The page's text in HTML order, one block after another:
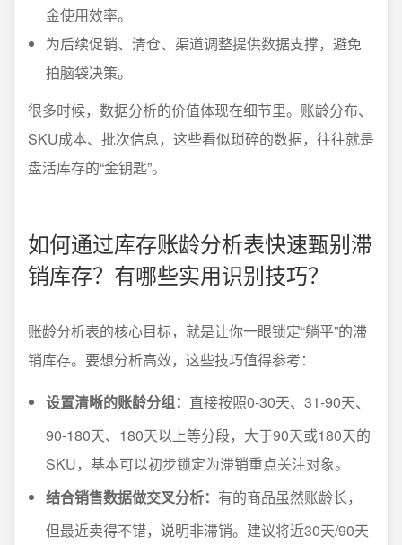
金使用效率。
为后续促销、清仓、渠道调整提供数据支撑，避免
拍脑袋决策。
很多时候，数据分析的价值体现在细节里。账龄分布、
SKU成本、批次信息，这些看似琐碎的数据，往往就是
盘活库存的“金钥匙”。
如何通过库存账龄分析表快速甄别滞
销库存？有哪些实用识别技巧？
账龄分析表的核心目标，就是让你一眼锁定“躺平”的滞
销库存。要想分析高效，这些技巧值得参考：
设置清晰的账龄分组： 直接按照0-30天、31-90天、
90-180天、180天以上等分段，大于90天或180天的
SKU，基本可以初步锁定为滞销重点关注对象。
结合销售数据做交叉分析： 有的商品虽然账龄长，
但最近卖得不错，说明非滞销。建议将近30天/90天